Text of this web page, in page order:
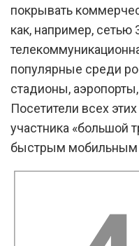
покрывать
как, например, сетью
популярные среди
стадионы,
Посетители всех
участника «большой
быстрым мобильным